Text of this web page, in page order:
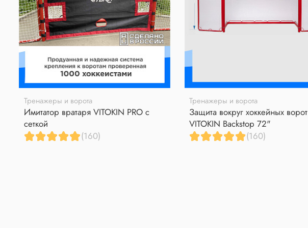
Тренажеры и ворота
Имитатор вратаря VITOKIN PRO с
сеткой
(160)
Тренажеры и ворота
Защита вокруг хоккейных ворот
VITOKIN Backstop 72"
(160)